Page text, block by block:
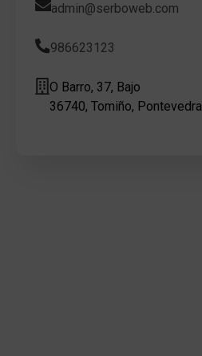
admin@serboweb.com
986623123
O Barro, 37, Bajo
36740, Tomiño, Pontevedra